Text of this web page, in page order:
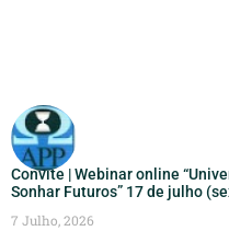
Convite | Webinar online
Sonhar Futuros” 17 de julho
7 Julho, 2026